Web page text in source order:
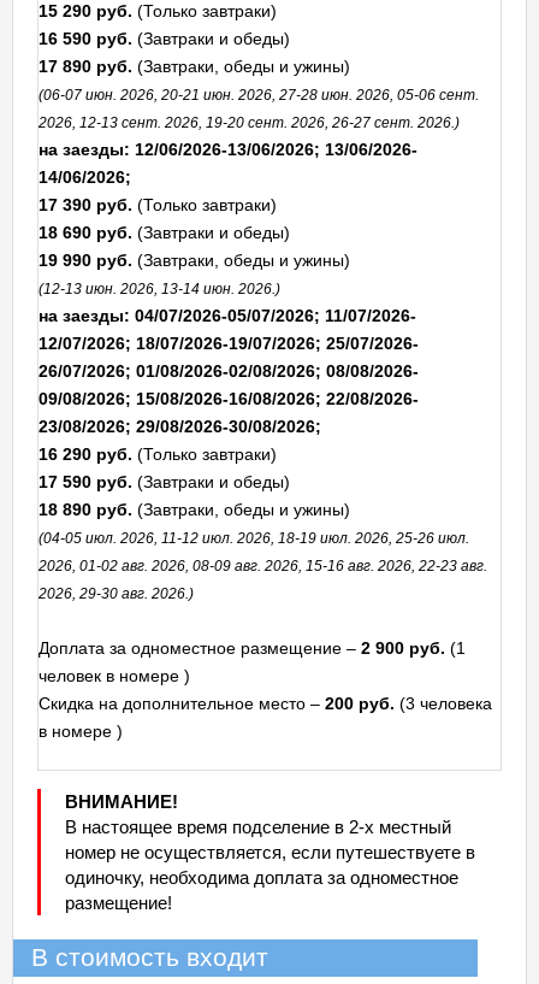
15 290 руб. (Только завтраки)
16 590 руб. (Завтраки и обеды)
17 890 руб. (Завтраки, обеды и ужины)
(06-07 июн. 2026, 20-21 июн. 2026, 27-28 июн. 2026, 05-06 сент.
2026, 12-13 сент. 2026, 19-20 сент. 2026, 26-27 сент. 2026.)
на заезды: 12/06/2026-13/06/2026; 13/06/2026-
14/06/2026;
17 390 руб. (Только завтраки)
18 690 руб. (Завтраки и обеды)
19 990 руб. (Завтраки, обеды и ужины)
(12-13 июн. 2026, 13-14 июн. 2026.)
на заезды: 04/07/2026-05/07/2026; 11/07/2026-
12/07/2026; 18/07/2026-19/07/2026; 25/07/2026-
26/07/2026; 01/08/2026-02/08/2026; 08/08/2026-
09/08/2026; 15/08/2026-16/08/2026; 22/08/2026-
23/08/2026; 29/08/2026-30/08/2026;
16 290 руб. (Только завтраки)
17 590 руб. (Завтраки и обеды)
18 890 руб. (Завтраки, обеды и ужины)
(04-05 июл. 2026, 11-12 июл. 2026, 18-19 июл. 2026, 25-26 июл.
2026, 01-02 авг. 2026, 08-09 авг. 2026, 15-16 авг. 2026, 22-23 авг.
2026, 29-30 авг. 2026.)
Доплата за одноместное размещение – 2 900 руб. (1
человек в номере )
Скидка на дополнительное место – 200 руб. (3 человека
в номере )
ВНИМАНИЕ!
В настоящее время подселение в 2-х местный
номер не осуществляется, если путешествуете в
одиночку, необходима доплата за одноместное
размещение!
В стоимость входит